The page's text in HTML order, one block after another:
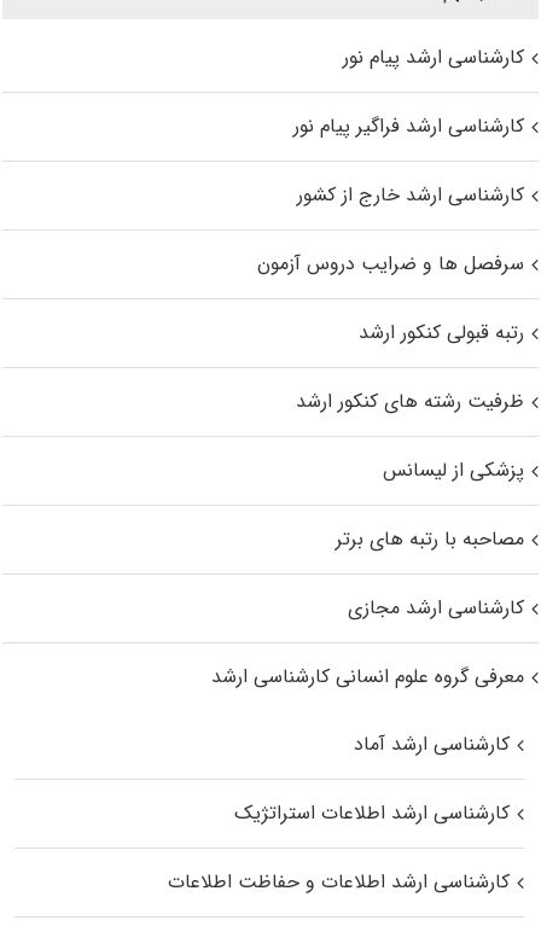
کارشناسی ارشد پیام نور
کارشناسی ارشد فراگیر پیام نور
کارشناسی ارشد خارج از کشور
سرفصل ها و ضرایب دروس آزمون
رتبه قبولی کنکور ارشد
ظرفیت رشته های کنکور ارشد
پزشکی از لیسانس
مصاحبه با رتبه های برتر
کارشناسی ارشد مجازی
معرفی گروه علوم انسانی کارشناسی ارشد
کارشناسی ارشد آماد
کارشناسی ارشد اطلاعات استراتژیک
کارشناسی ارشد اطلاعات و حفاظت اطلاعات